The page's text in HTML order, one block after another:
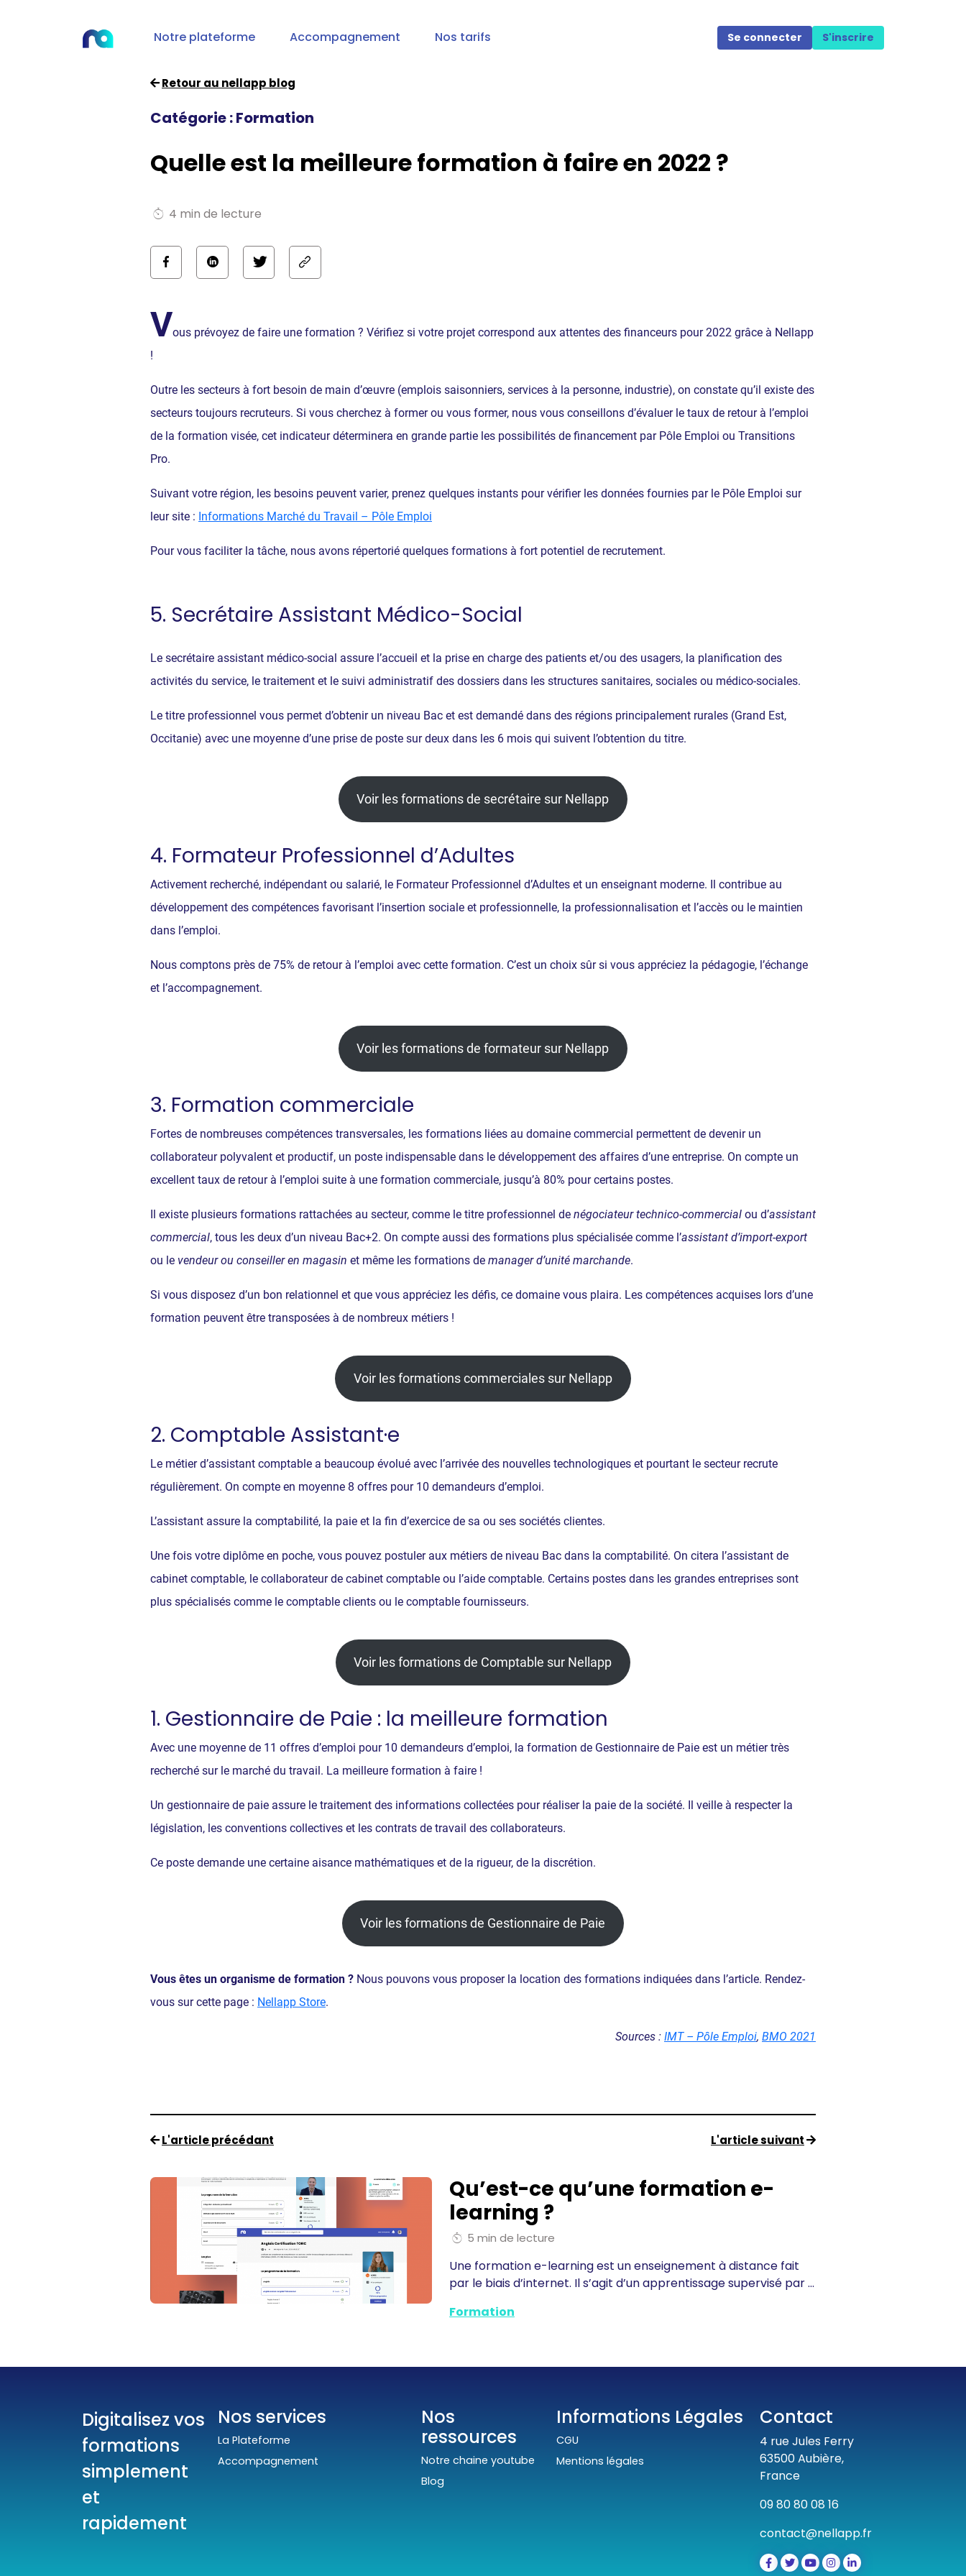
Notre plateforme Accompagnement Nos tarifs Se connecter S'inscrire
Retour au nellapp blog
Catégorie : Formation
Quelle est la meilleure formation à faire en 2022 ?
4 min de lecture
Vous prévoyez de faire une formation ? Vérifiez si votre projet correspond aux attentes des financeurs pour 2022 grâce à Nellapp
!
Outre les secteurs à fort besoin de main d’œuvre (emplois saisonniers, services à la personne, industrie), on constate qu’il existe des
secteurs toujours recruteurs. Si vous cherchez à former ou vous former, nous vous conseillons d’évaluer le taux de retour à l’emploi
de la formation visée, cet indicateur déterminera en grande partie les possibilités de financement par Pôle Emploi ou Transitions
Pro.
Suivant votre région, les besoins peuvent varier, prenez quelques instants pour vérifier les données fournies par le Pôle Emploi sur
leur site : Informations Marché du Travail – Pôle Emploi
Pour vous faciliter la tâche, nous avons répertorié quelques formations à fort potentiel de recrutement.
5. Secrétaire Assistant Médico-Social
Le secrétaire assistant médico-social assure l’accueil et la prise en charge des patients et/ou des usagers, la planification des
activités du service, le traitement et le suivi administratif des dossiers dans les structures sanitaires, sociales ou médico-sociales.
Le titre professionnel vous permet d’obtenir un niveau Bac et est demandé dans des régions principalement rurales (Grand Est,
Occitanie) avec une moyenne d’une prise de poste sur deux dans les 6 mois qui suivent l’obtention du titre.
Voir les formations de secrétaire sur Nellapp
4. Formateur Professionnel d’Adultes
Activement recherché, indépendant ou salarié, le Formateur Professionnel d’Adultes et un enseignant moderne. Il contribue au
développement des compétences favorisant l’insertion sociale et professionnelle, la professionnalisation et l’accès ou le maintien
dans l’emploi.
Nous comptons près de 75% de retour à l’emploi avec cette formation. C’est un choix sûr si vous appréciez la pédagogie, l’échange
et l’accompagnement.
Voir les formations de formateur sur Nellapp
3. Formation commerciale
Fortes de nombreuses compétences transversales, les formations liées au domaine commercial permettent de devenir un
collaborateur polyvalent et productif, un poste indispensable dans le développement des affaires d’une entreprise. On compte un
excellent taux de retour à l’emploi suite à une formation commerciale, jusqu’à 80% pour certains postes.
Il existe plusieurs formations rattachées au secteur, comme le titre professionnel de négociateur technico-commercial ou d’assistant
commercial, tous les deux d’un niveau Bac+2. On compte aussi des formations plus spécialisée comme l’assistant d’import-export
ou le vendeur ou conseiller en magasin et même les formations de manager d’unité marchande.
Si vous disposez d’un bon relationnel et que vous appréciez les défis, ce domaine vous plaira. Les compétences acquises lors d’une
formation peuvent être transposées à de nombreux métiers !
Voir les formations commerciales sur Nellapp
2. Comptable Assistant·e
Le métier d’assistant comptable a beaucoup évolué avec l’arrivée des nouvelles technologiques et pourtant le secteur recrute
régulièrement. On compte en moyenne 8 offres pour 10 demandeurs d’emploi.
L’assistant assure la comptabilité, la paie et la fin d’exercice de sa ou ses sociétés clientes.
Une fois votre diplôme en poche, vous pouvez postuler aux métiers de niveau Bac dans la comptabilité. On citera l’assistant de
cabinet comptable, le collaborateur de cabinet comptable ou l’aide comptable. Certains postes dans les grandes entreprises sont
plus spécialisés comme le comptable clients ou le comptable fournisseurs.
Voir les formations de Comptable sur Nellapp
1. Gestionnaire de Paie : la meilleure formation
Avec une moyenne de 11 offres d’emploi pour 10 demandeurs d’emploi, la formation de Gestionnaire de Paie est un métier très
recherché sur le marché du travail. La meilleure formation à faire !
Un gestionnaire de paie assure le traitement des informations collectées pour réaliser la paie de la société. Il veille à respecter la
législation, les conventions collectives et les contrats de travail des collaborateurs.
Ce poste demande une certaine aisance mathématiques et de la rigueur, de la discrétion.
Voir les formations de Gestionnaire de Paie
Vous êtes un organisme de formation ? Nous pouvons vous proposer la location des formations indiquées dans l’article. Rendez-
vous sur cette page : Nellapp Store.
Sources : IMT – Pôle Emploi, BMO 2021
L'article précédant L'article suivant
Qu’est-ce qu’une formation e-
learning ?
5 min de lecture
Une formation e-learning est un enseignement à distance fait
par le biais d’internet. Il s’agit d’un apprentissage supervisé par ...
Formation
Digitalisez vos
formations
simplement
et
rapidement
Nos services
La Plateforme
Accompagnement
Nos
ressources
Notre chaine youtube
Blog
Informations Légales
CGU
Mentions légales
Contact
4 rue Jules Ferry
63500 Aubière,
France
09 80 80 08 16
contact@nellapp.fr